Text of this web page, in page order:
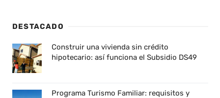
DESTACADO
Construir una vivienda sin crédito
hipotecario: así funciona el Subsidio DS49
Programa Turismo Familiar: requisitos y